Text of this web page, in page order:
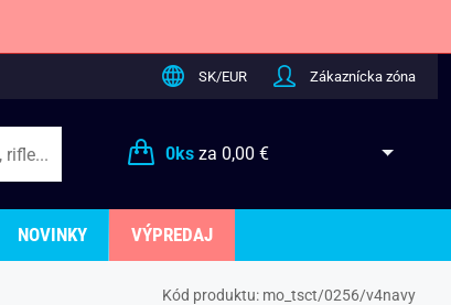
SK/EUR Zákaznícka zóna
0ksza 0,00 €
NOVINKY VÝPREDAJ
Kód produktu: mo_tsct/0256/v4navy